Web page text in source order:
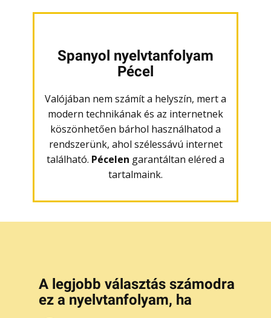
Spanyol nyelvtanfolyam
Pécel
Valójában nem számít a helyszín, mert a
modern technikának és az internetnek
köszönhetően bárhol használhatod a
rendszerünk, ahol szélessávú internet
található. Pécelen garantáltan eléred a
tartalmaink.
A legjobb választás számodra
ez a nyelvtanfolyam, ha